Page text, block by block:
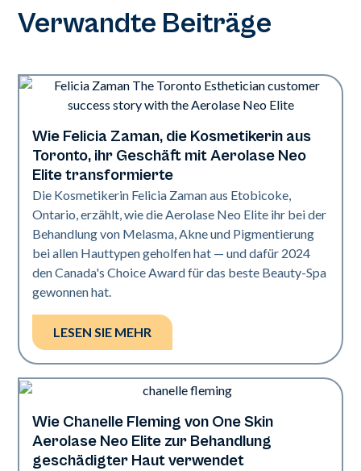
Verwandte Beiträge
Neo Elite
Wie Felicia Zaman, die Kosmetikerin aus
Toronto, ihr Geschäft mit Aerolase Neo
Elite transformierte
Die Kosmetikerin Felicia Zaman aus Etobicoke,
Ontario, erzählt, wie die Aerolase Neo Elite ihr bei der
Behandlung von Melasma, Akne und Pigmentierung
bei allen Hauttypen geholfen hat — und dafür 2024
den Canada's Choice Award für das beste Beauty-Spa
gewonnen hat.
LESEN SIE MEHR
Neo Elite
Wie Chanelle Fleming von One Skin
Aerolase Neo Elite zur Behandlung
geschädigter Haut verwendet